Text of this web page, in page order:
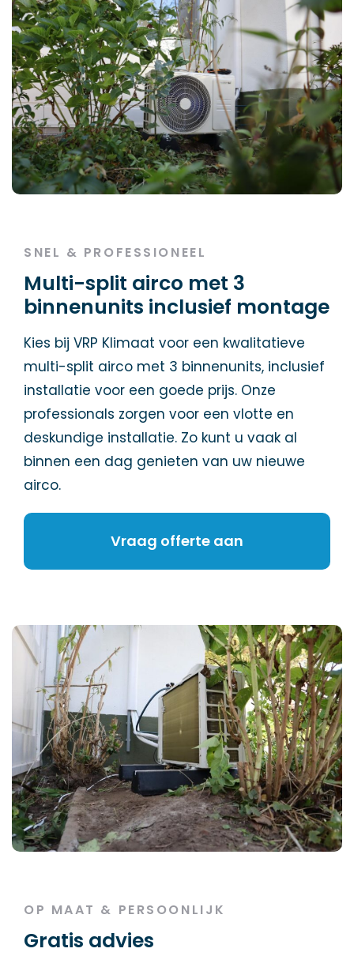
SNEL & PROFESSIONEEL
Multi-split airco met 3
binnenunits inclusief montage
Kies bij VRP Klimaat voor een kwalitatieve
multi-split airco met 3 binnenunits, inclusief
installatie voor een goede prijs. Onze
professionals zorgen voor een vlotte en
deskundige installatie. Zo kunt u vaak al
binnen een dag genieten van uw nieuwe
airco.
Vraag offerte aan
OP MAAT & PERSOONLIJK
Gratis advies